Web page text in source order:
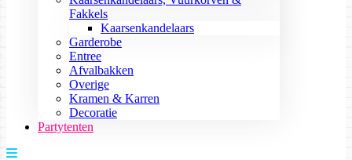
Fakkels
Kaarsenkandelaars
Garderobe
Entree
Afvalbakken
Overige
Kramen & Karren
Decoratie
Partytenten